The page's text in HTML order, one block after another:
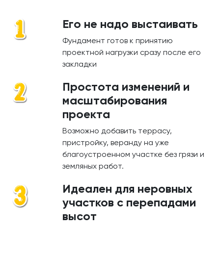
Его не надо выстаивать
Фундамент готов к принятию
проектной нагрузки сразу после его
закладки
Простота изменений и
масштабирования
проекта
Возможно добавить террасу,
пристройку, веранду на уже
благоустроенном участке без грязи и
земляных работ.
Идеален для неровных
участков с перепадами
высот